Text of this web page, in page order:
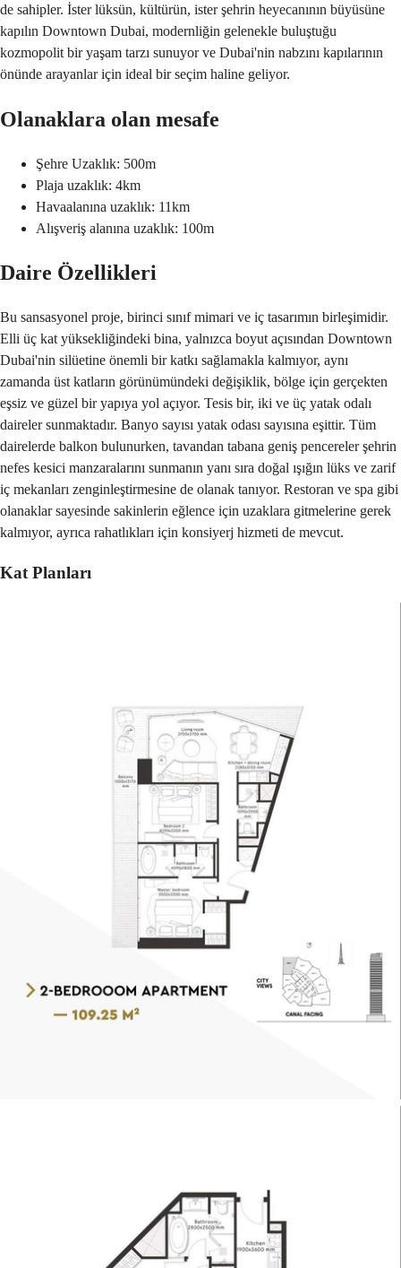
de sahipler. İster lüksün, kültürün, ister şehrin heyecanının büyüsüne
kapılın Downtown Dubai, modernliğin gelenekle buluştuğu
kozmopolit bir yaşam tarzı sunuyor ve Dubai'nin nabzını kapılarının
önünde arayanlar için ideal bir seçim haline geliyor.
Olanaklara olan mesafe
Şehre Uzaklık: 500m
Plaja uzaklık: 4km
Havaalanına uzaklık: 11km
Alışveriş alanına uzaklık: 100m
Daire Özellikleri
Bu sansasyonel proje, birinci sınıf mimari ve iç tasarımın birleşimidir.
Elli üç kat yüksekliğindeki bina, yalnızca boyut açısından Downtown
Dubai'nin silüetine önemli bir katkı sağlamakla kalmıyor, aynı
zamanda üst katların görünümündeki değişiklik, bölge için gerçekten
eşsiz ve güzel bir yapıya yol açıyor. Tesis bir, iki ve üç yatak odalı
daireler sunmaktadır. Banyo sayısı yatak odası sayısına eşittir. Tüm
dairelerde balkon bulunurken, tavandan tabana geniş pencereler şehrin
nefes kesici manzaralarını sunmanın yanı sıra doğal ışığın lüks ve zarif
iç mekanları zenginleştirmesine de olanak tanıyor. Restoran ve spa gibi
olanaklar sayesinde sakinlerin eğlence için uzaklara gitmelerine gerek
kalmıyor, ayrıca rahatlıkları için konsiyerj hizmeti de mevcut.
Kat Planları